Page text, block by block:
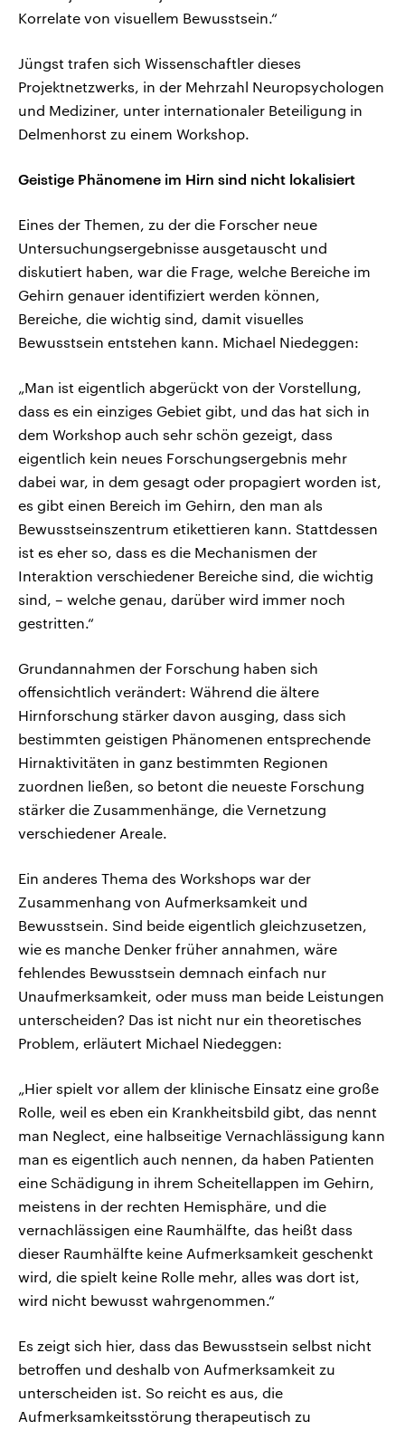
Korrelate von visuellem Bewusstsein.“
Jüngst trafen sich Wissenschaftler dieses
Projektnetzwerks, in der Mehrzahl Neuropsychologen
und Mediziner, unter internationaler Beteiligung in
Delmenhorst zu einem Workshop.
Geistige Phänomene im Hirn sind nicht lokalisiert
Eines der Themen, zu der die Forscher neue
Untersuchungsergebnisse ausgetauscht und
diskutiert haben, war die Frage, welche Bereiche im
Gehirn genauer identifiziert werden können,
Bereiche, die wichtig sind, damit visuelles
Bewusstsein entstehen kann. Michael Niedeggen:
„Man ist eigentlich abgerückt von der Vorstellung,
dass es ein einziges Gebiet gibt, und das hat sich in
dem Workshop auch sehr schön gezeigt, dass
eigentlich kein neues Forschungsergebnis mehr
dabei war, in dem gesagt oder propagiert worden ist,
es gibt einen Bereich im Gehirn, den man als
Bewusstseinszentrum etikettieren kann. Stattdessen
ist es eher so, dass es die Mechanismen der
Interaktion verschiedener Bereiche sind, die wichtig
sind, – welche genau, darüber wird immer noch
gestritten.“
Grundannahmen der Forschung haben sich
offensichtlich verändert: Während die ältere
Hirnforschung stärker davon ausging, dass sich
bestimmten geistigen Phänomenen entsprechende
Hirnaktivitäten in ganz bestimmten Regionen
zuordnen ließen, so betont die neueste Forschung
stärker die Zusammenhänge, die Vernetzung
verschiedener Areale.
Ein anderes Thema des Workshops war der
Zusammenhang von Aufmerksamkeit und
Bewusstsein. Sind beide eigentlich gleichzusetzen,
wie es manche Denker früher annahmen, wäre
fehlendes Bewusstsein demnach einfach nur
Unaufmerksamkeit, oder muss man beide Leistungen
unterscheiden? Das ist nicht nur ein theoretisches
Problem, erläutert Michael Niedeggen:
„Hier spielt vor allem der klinische Einsatz eine große
Rolle, weil es eben ein Krankheitsbild gibt, das nennt
man Neglect, eine halbseitige Vernachlässigung kann
man es eigentlich auch nennen, da haben Patienten
eine Schädigung in ihrem Scheitellappen im Gehirn,
meistens in der rechten Hemisphäre, und die
vernachlässigen eine Raumhälfte, das heißt dass
dieser Raumhälfte keine Aufmerksamkeit geschenkt
wird, die spielt keine Rolle mehr, alles was dort ist,
wird nicht bewusst wahrgenommen.“
Es zeigt sich hier, dass das Bewusstsein selbst nicht
betroffen und deshalb von Aufmerksamkeit zu
unterscheiden ist. So reicht es aus, die
Aufmerksamkeitsstörung therapeutisch zu